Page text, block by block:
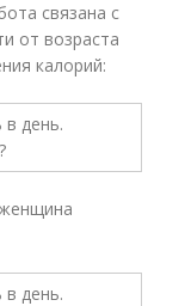
связана с
от возраста
калорий: